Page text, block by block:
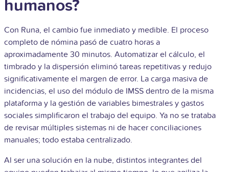
humanos?
Con Runa, el cambio fue inmediato y medible. El proceso
completo de nómina pasó de cuatro horas a
aproximadamente 30 minutos. Automatizar el cálculo, el
timbrado y la dispersión eliminó tareas repetitivas y redujo
significativamente el margen de error. La carga masiva de
incidencias, el uso del módulo de IMSS dentro de la misma
plataforma y la gestión de variables bimestrales y gastos
sociales simplificaron el trabajo del equipo. Ya no se trataba
de revisar múltiples sistemas ni de hacer conciliaciones
manuales; todo estaba centralizado.
Al ser una solución en la nube, distintos integrantes del